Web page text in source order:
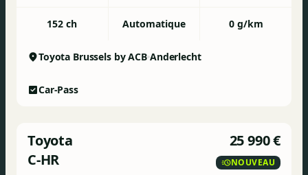
152 ch Automatique 0 g/km
Toyota Brussels by ACB Anderlecht
Car-Pass
Toyota
C-HR
25 990 €
NOUVEAU